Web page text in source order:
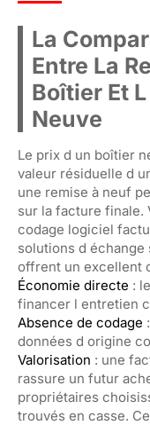
La
Entre La
Boîtier Et
Neuve
Le prix d un boîtier
valeur résiduelle d
une remise à neuf
sur la facture finale.
codage logiciel
solutions d
offrent un excellent
Économie directe :
financer l entretien
Absence de codage
données d origine
Valorisation : une
rassure un futur
propriétaires
trouvés en casse.